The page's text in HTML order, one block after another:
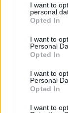
not limited to
grant or deny
use your data
consent section.
I want to
personal
Opted In
I want to
Personal
Opted In
I want to
Personal
Opted In
I want to